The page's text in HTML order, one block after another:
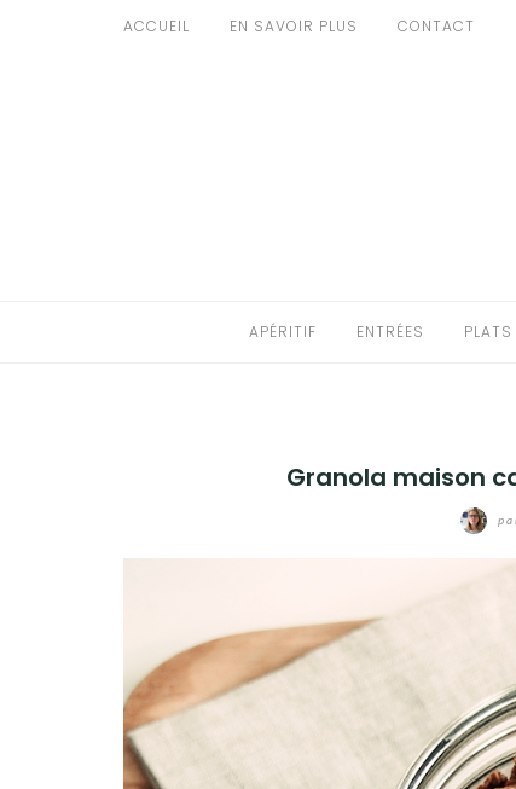
ACCUEIL EN SAVOIR PLUS CONTACT
APÉRITIF ENTRÉES PLATS
Granola maison
Facebook
TwitterInstagram
Pinterest